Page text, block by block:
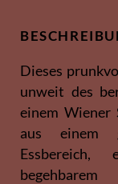
Dieses
unweit des
einem Wiener
aus einem
Essbereich,